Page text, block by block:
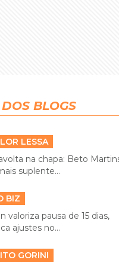
BLOGS
LESSA
na chapa: Beto
suplente...
BIZ
valoriza pausa de 15 dias,
ajustes no...
GORINI